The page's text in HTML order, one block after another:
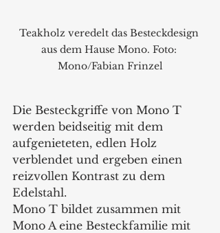
Teakholz veredelt das Besteckdesign
aus dem Hause Mono. Foto:
Mono/Fabian Frinzel
Die Besteckgriffe von Mono T
werden beidseitig mit dem
aufgenieteten, edlen Holz
verblendet und ergeben einen
reizvollen Kontrast zu dem
Edelstahl.
Mono T bildet zusammen mit
Mono A eine Besteckfamilie mit